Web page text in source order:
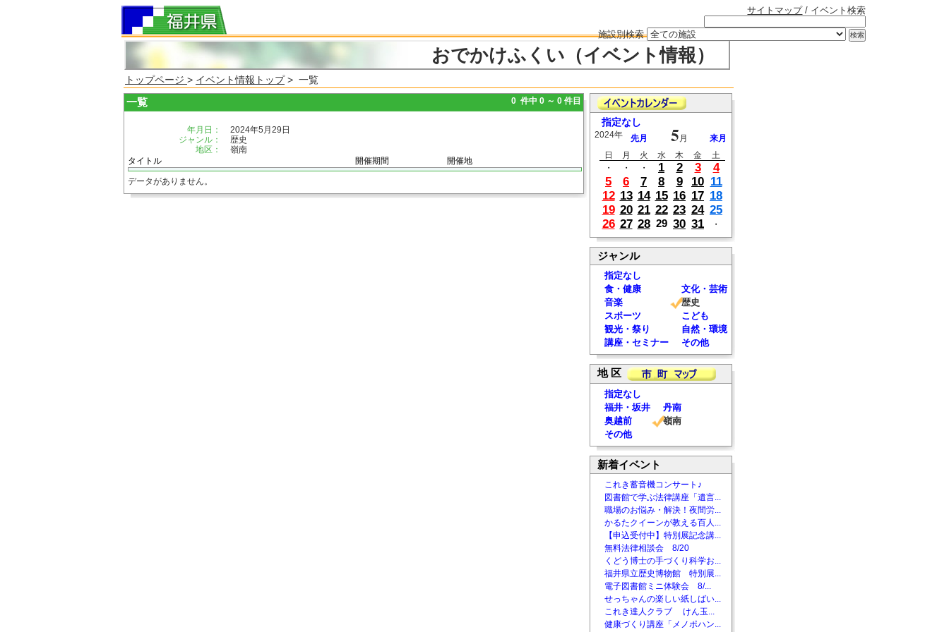
サイトマップ/ イベント検索
施設別検索
おでかけふくい（イベント情報）
トップページ > イベント情報トップ> 一覧
一覧 0 件中 0 ～ 0 件目
年月日：
2024年5月29日
ジャンル：
歴史
地区：
嶺南
タイトル
開催期間 開催地
データがありません。
指定なし
2024年 先月 5 月
来月
日
月 火 水 木 金
土
・
・ ・ 1 2 3
4
5
6 7 8 9 10 11
12 13 14 15 16 17 18
19 20 21 22 23 24 25
26 27 28 29 30 31 ・
ジャンル
指定なし
食・健康
文化・芸術
音楽
歴史
スポーツ
こども
観光・祭り
自然・環境
講座・セミナー
その他
地 区
指定なし
福井・坂井
丹南
奥越前
嶺南
その他
新着イベント
これき蓄音機コンサート♪
図書館で学ぶ法律講座「遺言...
職場のお悩み・解決！夜間労...
かるたクイーンが教える百人...
【申込受付中】特別展記念講...
無料法律相談会 8/20
くどう博士の手づくり科学お...
福井県立歴史博物館 特別展...
電子図書館ミニ体験会 8/...
せっちゃんの楽しい紙しばい...
これき達人クラブ けん玉...
健康づくり講座「メノポハン...